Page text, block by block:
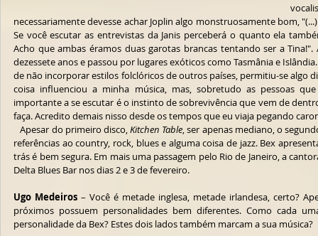
necessariamente devesse achar Joplin algo monstruosamente bom,
Se você escutar as entrevistas da Janis perceberá o quanto ela
Acho que ambas éramos duas garotas brancas tentando ser a
dezessete anos e passou por lugares exóticos como Tasmânia e
de não incorporar estilos folclóricos de outros países, permitiu-se algo
coisa influenciou a minha música, mas, sobretudo as pessoas
importante a se escutar é o instinto de sobrevivência que vem de
faça. Acredito demais nisso desde os tempos que eu viaja pegando
   Apesar do primeiro disco,
Kitchen Table, ser apenas mediano, o
referências ao country, rock, blues e alguma coisa de jazz. Bex
trás é bem segura. Em mais uma passagem pelo Rio de Janeiro, a
Delta Blues Bar nos dias 2 e 3 de fevereiro.
Ugo Medeiros – Você é metade inglesa, metade irlandesa, certo?
próximos possuem personalidades bem diferentes. Como cada
personalidade da Bex? Estes dois lados também marcam a sua música?